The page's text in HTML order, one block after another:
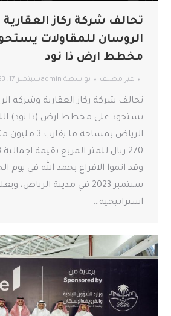
تحالف شركة ركاز
الروسان للمقاولات
مخطط ارض ذا نود
غير مصنف بواسطة adminسبتمبر 17, 2023
تحالف شركة ركاز العقارية وشركة
يستحوذ على مخطط ارض (ذا نود)
الرياض بمساحة
سبتمبر 2023 في مدينة
استراتيجية…